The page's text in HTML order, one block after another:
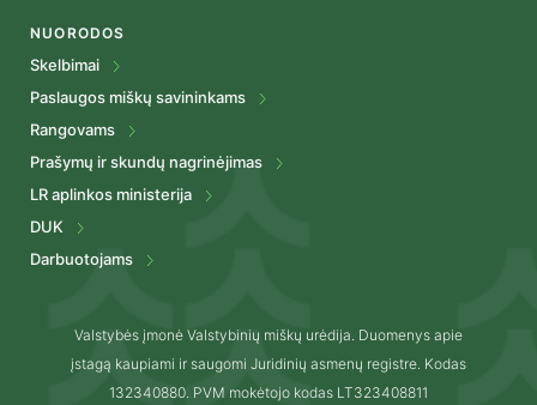
NUORODOS
Skelbimai
Paslaugos miškų savininkams
Rangovams
Prašymų ir skundų nagrinėjimas
LR aplinkos ministerija
DUK
Darbuotojams
Valstybės įmonė Valstybinių miškų urėdija. Duomenys apie
įstagą kaupiami ir saugomi Juridinių asmenų registre. Kodas
132340880. PVM mokėtojo kodas LT323408811